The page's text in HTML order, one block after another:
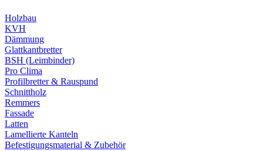
Holzbau
KVH
Dämmung
Glattkantbretter
BSH (Leimbinder)
Pro Clima
Profilbretter & Rauspund
Schnittholz
Remmers
Fassade
Latten
Lamellierte Kanteln
Befestigungsmaterial & Zubehör